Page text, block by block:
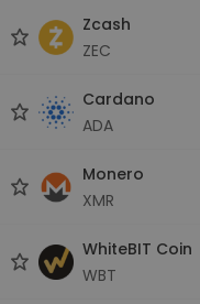
Zcash
ZEC
Cardano
ADA
Monero
XMR
WhiteBIT Coin
WBT